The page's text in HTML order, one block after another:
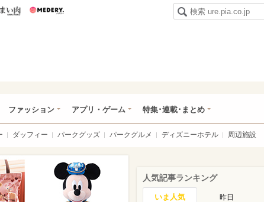
パン うまい肉
ファッション アプリ・ゲーム 特集･連載･まとめ
ダッフィー パークグッズ パークグルメ ディズニーホテル 周辺施設
人気記事ランキング
いま人気 昨日